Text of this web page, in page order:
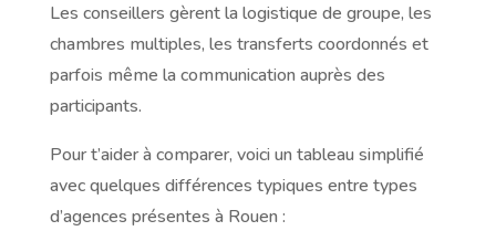
Les conseillers gèrent la logistique de groupe, les
chambres multiples, les transferts coordonnés et
parfois même la communication auprès des
participants.
Pour t’aider à comparer, voici un tableau simplifié
avec quelques différences typiques entre types
d’agences présentes à Rouen :